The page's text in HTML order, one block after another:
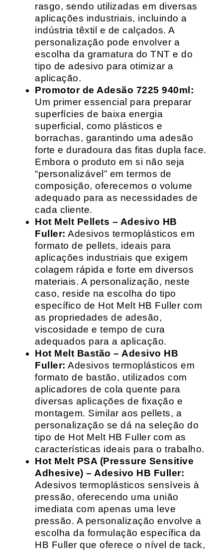
rasgo, sendo utilizadas em diversas
aplicações industriais, incluindo a
indústria têxtil e de calçados. A
personalização pode envolver a
escolha da gramatura do TNT e do
tipo de adesivo para otimizar a
aplicação.
Promotor de Adesão 7225 940ml:
Um primer essencial para preparar
superfícies de baixa energia
superficial, como plásticos e
borrachas, garantindo uma adesão
forte e duradoura das fitas dupla face.
Embora o produto em si não seja
“personalizável” em termos de
composição, oferecemos o volume
adequado para as necessidades de
cada cliente.
Hot Melt Pellets – Adesivo HB
Fuller: Adesivos termoplásticos em
formato de pellets, ideais para
aplicações industriais que exigem
colagem rápida e forte em diversos
materiais. A personalização, neste
caso, reside na escolha do tipo
específico de Hot Melt HB Fuller com
as propriedades de adesão,
viscosidade e tempo de cura
adequados para a aplicação.
Hot Melt Bastão – Adesivo HB
Fuller: Adesivos termoplásticos em
formato de bastão, utilizados com
aplicadores de cola quente para
diversas aplicações de fixação e
montagem. Similar aos pellets, a
personalização se dá na seleção do
tipo de Hot Melt HB Fuller com as
características ideais para o trabalho.
Hot Melt PSA (Pressure Sensitive
Adhesive) – Adesivo HB Fuller:
Adesivos termoplásticos sensíveis à
pressão, oferecendo uma união
imediata com apenas uma leve
pressão. A personalização envolve a
escolha da formulação específica da
HB Fuller que oferece o nível de tack,